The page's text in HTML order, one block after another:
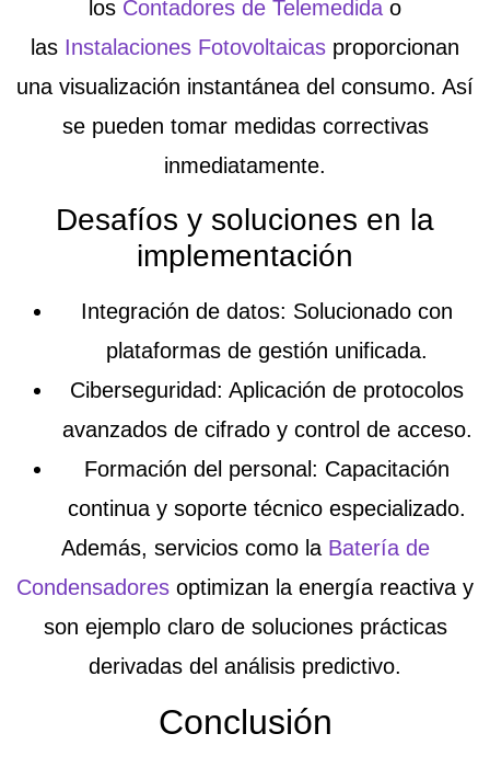
los Contadores de Telemedida o
las Instalaciones Fotovoltaicas proporcionan
una visualización instantánea del consumo. Así
se pueden tomar medidas correctivas
inmediatamente.
Desafíos y soluciones en la
implementación
Integración de datos: Solucionado con
plataformas de gestión unificada.
Ciberseguridad: Aplicación de protocolos
avanzados de cifrado y control de acceso.
Formación del personal: Capacitación
continua y soporte técnico especializado.
Además, servicios como la Batería de
Condensadores optimizan la energía reactiva y
son ejemplo claro de soluciones prácticas
derivadas del análisis predictivo.
Conclusión